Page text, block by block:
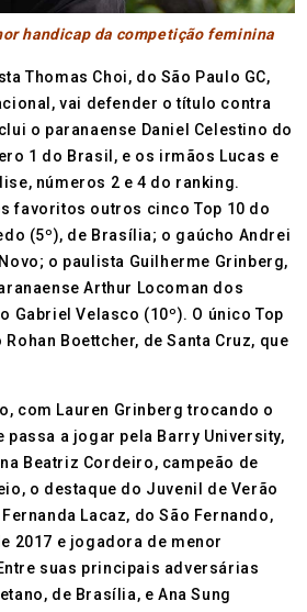
handicap da competição feminina
Thomas Choi, do São Paulo GC,
vai defender o título contra
o paranaense Daniel Celestino do
1 do Brasil, e os irmãos Lucas e
números 2 e 4 do ranking.
favoritos outros cinco Top 10 do
(5º), de Brasília; o gaúcho Andrei
o paulista Guilherme Grinberg,
Arthur Locoman dos
Gabriel Velasco (10º). O único Top
Boettcher, de Santa Cruz, que
com Lauren Grinberg trocando o
passa a jogar pela Barry University,
Beatriz Cordeiro, campeão de
o destaque do Juvenil de Verão
Lacaz, do São Fernando,
2017 e jogadora de menor
suas principais adversárias
de Brasília, e Ana Sung